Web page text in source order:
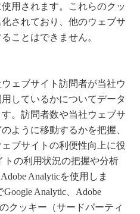
用されます。これらのクッ
されており、他のウェブサ
ことはできません。
ェブサイト訪問者が当社ウ
しているかについてデータ
。訪問者数や当社ウェブサ
ように移動するかを把握、
ブサイトの利便性向上に役
トの利用状況の把握や分析
Analyticを使用しま
Analytic、Adobe
クッキー（サードパーティ